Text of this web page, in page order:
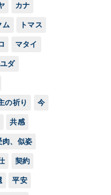
カナ
ム トマス
マタイ
ユダ
の祈り 今
共感
肉、似姿
契約
平安